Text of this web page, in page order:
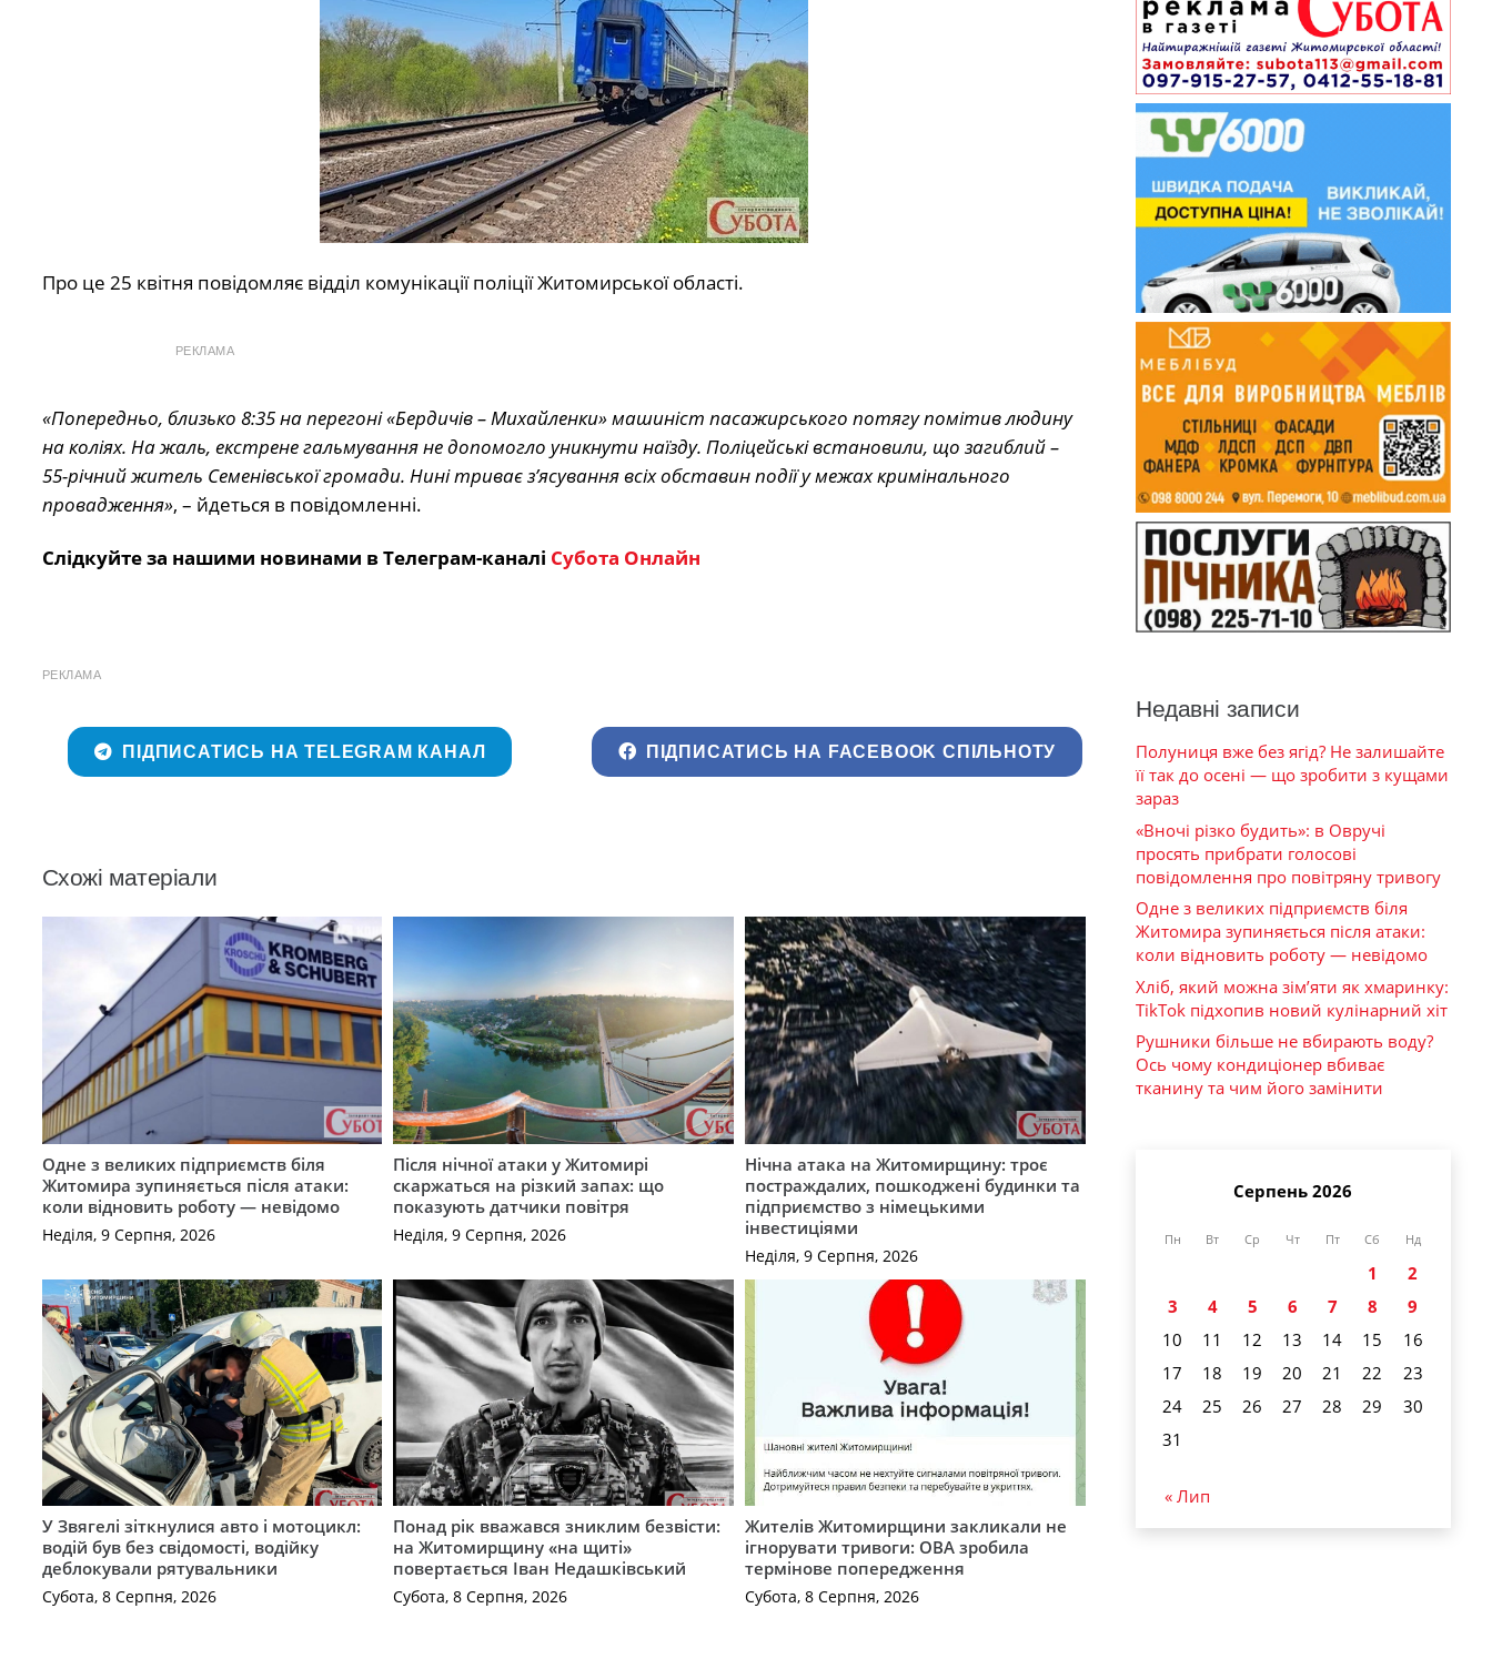
Про це 25 квітня повідомляє відділ комунікації поліції Житомирської області.
РЕКЛАМА
«Попередньо, близько 8:35 на перегоні «Бердичів – Михайленки» машиніст пасажирського потягу помітив людину
на коліях. На жаль, екстрене гальмування не допомогло уникнути наїзду. Поліцейські встановили, що загиблий –
55-річний житель Семенівської громади. Нині триває з’ясування всіх обставин події у межах кримінального
провадження», – йдеться в повідомленні.
Слідкуйте за нашими новинами в Телеграм-каналі Субота Онлайн
РЕКЛАМА
ПІДПИСАТИСЬ НА TELEGRAM КАНАЛ ПІДПИСАТИСЬ НА FACEBOOK СПІЛЬНОТУ
Схожі матеріали
Одне з великих підприємств біля
Житомира зупиняється після атаки:
коли відновить роботу — невідомо
Неділя, 9 Серпня, 2026
Після нічної атаки у Житомирі
скаржаться на різкий запах: що
показують датчики повітря
Неділя, 9 Серпня, 2026
Нічна атака на Житомирщину: троє
постраждалих, пошкоджені будинки та
підприємство з німецькими
інвестиціями
Неділя, 9 Серпня, 2026
У Звягелі зіткнулися авто і мотоцикл:
водій був без свідомості, водійку
деблокували рятувальники
Субота, 8 Серпня, 2026
Понад рік вважався зниклим безвісти:
на Житомирщину «на щиті»
повертається Іван Недашківський
Субота, 8 Серпня, 2026
Жителів Житомирщини закликали не
ігнорувати тривоги: ОВА зробила
термінове попередження
Субота, 8 Серпня, 2026
Недавні записи
Полуниця вже без ягід? Не залишайте
її так до осені — що зробити з кущами
зараз
«Вночі різко будить»: в Овручі
просять прибрати голосові
повідомлення про повітряну тривогу
Одне з великих підприємств біля
Житомира зупиняється після атаки:
коли відновить роботу — невідомо
Хліб, який можна зім’яти як хмаринку:
TikTok підхопив новий кулінарний хіт
Рушники більше не вбирають воду?
Ось чому кондиціонер вбиває
тканину та чим його замінити
Серпень 2026
Пн Вт Ср Чт Пт Сб Нд
1
2
3
4 5 6 7 8
9
10
11 12 13 14 15
16
17
18 19 20 21 22
23
24
25 26 27 28 29
30
31
« Лип